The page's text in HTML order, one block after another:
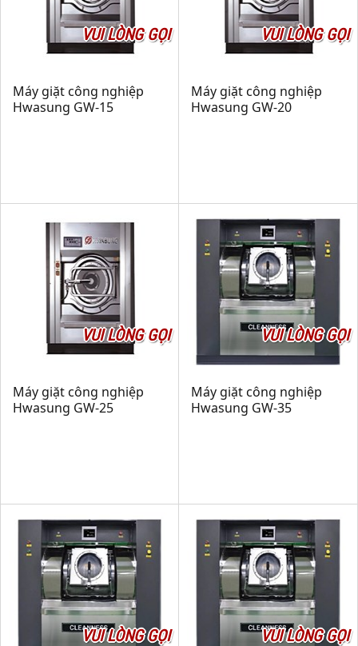
VUI LÒNG GỌI
Máy giặt công nghiệp
Hwasung GW-15
VUI LÒNG GỌI
Máy giặt công nghiệp
Hwasung GW-20
VUI LÒNG GỌI
Máy giặt công nghiệp
Hwasung GW-25
VUI LÒNG GỌI
Máy giặt công nghiệp
Hwasung GW-35
VUI LÒNG GỌI VUI LÒNG GỌI